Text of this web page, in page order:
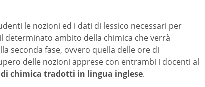
le nozioni ed i dati di lessico necessari per
determinato ambito della chimica che verrà
seconda fase, ovvero quella delle ore di
delle nozioni apprese con entrambi i docenti al
chimica tradotti in lingua inglese.